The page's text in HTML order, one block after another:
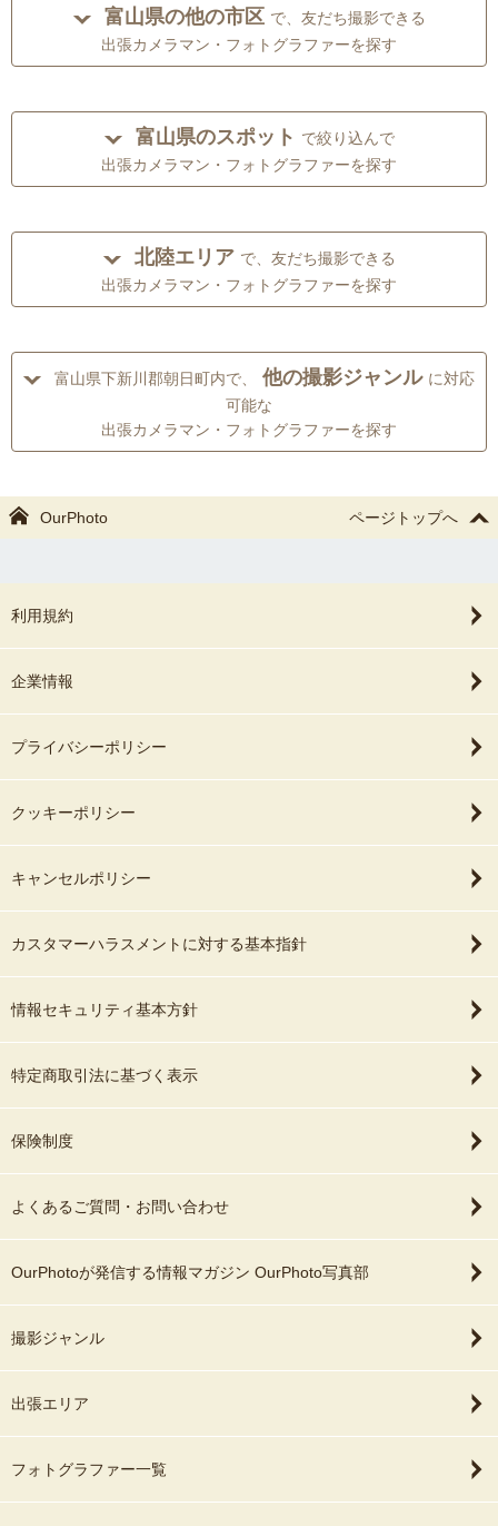
富山県の他の市区 で、友だち撮影できる
出張カメラマン・フォトグラファーを探す
富山県のスポット で絞り込んで
出張カメラマン・フォトグラファーを探す
北陸エリア で、友だち撮影できる
出張カメラマン・フォトグラファーを探す
富山県下新川郡朝日町内で、 他の撮影ジャンル に対応
可能な
出張カメラマン・フォトグラファーを探す
OurPhoto ページトップへ
利用規約
企業情報
プライバシーポリシー
クッキーポリシー
キャンセルポリシー
カスタマーハラスメントに対する基本指針
情報セキュリティ基本方針
特定商取引法に基づく表示
保険制度
よくあるご質問・お問い合わせ
OurPhotoが発信する情報マガジン OurPhoto写真部
撮影ジャンル
出張エリア
フォトグラファー一覧